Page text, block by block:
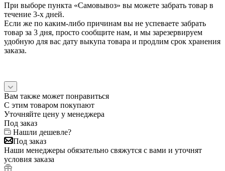
При выборе пункта «Самовывоз» вы можете забрать товар в
течение 3-х дней.
Если же по каким-либо причинам вы не успеваете забрать
товар за 3 дня, просто сообщите нам, и мы зарезервируем
удобную для вас дату выкупа товара и продлим срок хранения
заказа.
Вам также может понравиться
С этим товаром покупают
Уточняйте цену у менеджера
Под заказ
Нашли дешевле?
Под заказ
Наши менеджеры обязательно свяжутся с вами и уточнят
условия заказа